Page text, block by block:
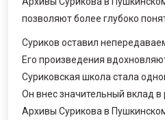
позволяют более глубоко
Суриков оставил
Его произведения
Суриковская школа стала
Он внес значительный вклад в
Архивы Сурикова в